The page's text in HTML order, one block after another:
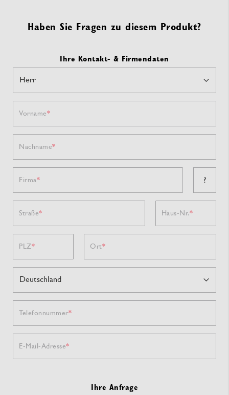
Haben Sie Fragen zu diesem Produkt?
Ihre Kontakt- & Firmendaten
Vorname
Nachname
Firma ?
Straße Haus-Nr.
PLZ Ort
Telefonnummer
E-Mail-Adresse
Ihre Anfrage